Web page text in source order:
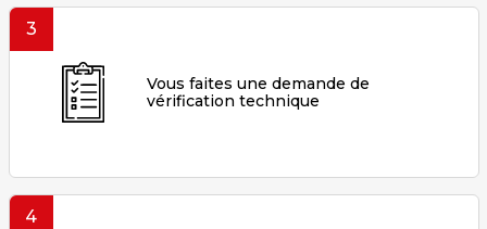
3
Vous faites une demande de
vérification technique
4